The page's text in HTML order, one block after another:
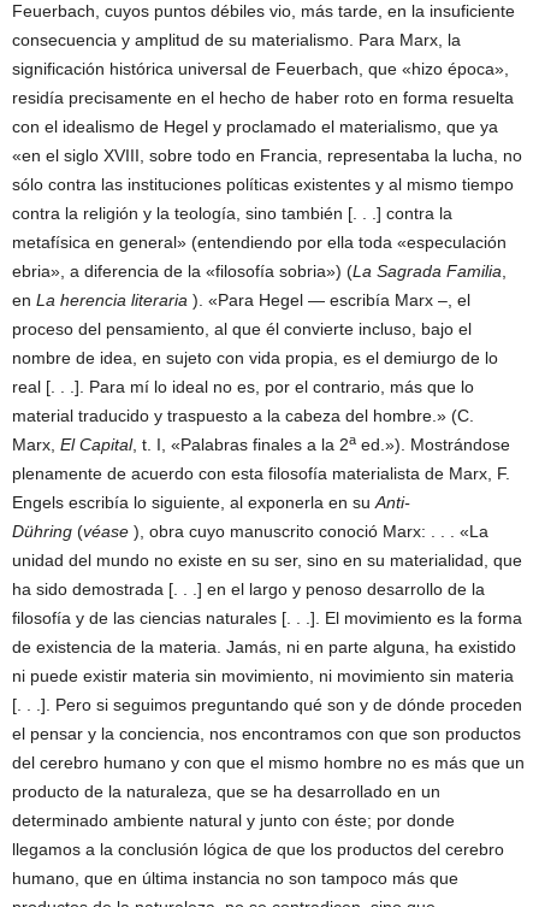
Feuerbach, cuyos puntos débiles vio, más tarde, en la insuficiente
consecuencia y amplitud de su materialismo. Para Marx, la
significación histórica universal de Feuerbach, que «hizo época»,
residía precisamente en el hecho de haber roto en forma resuelta
con el idealismo de Hegel y proclamado el materialismo, que ya
«en el siglo XVIII, sobre todo en Francia, representaba la lucha, no
sólo contra las instituciones políticas existentes y al mismo tiempo
contra la religión y la teología, sino también [. . .] contra la
metafísica en general» (entendiendo por ella toda «especulación
ebria», a diferencia de la «filosofía sobria») (La Sagrada Familia,
en La herencia literaria ). «Para Hegel — escribía Marx –, el
proceso del pensamiento, al que él convierte incluso, bajo el
nombre de idea, en sujeto con vida propia, es el demiurgo de lo
real [. . .]. Para mí lo ideal no es, por el contrario, más que lo
material traducido y traspuesto a la cabeza del hombre.» (C.
Marx, El Capital, t. I, «Palabras finales a la 2a ed.»). Mostrándose
plenamente de acuerdo con esta filosofía materialista de Marx, F.
Engels escribía lo siguiente, al exponerla en suAnti-
Dühring (véase ), obra cuyo manuscrito conoció Marx: . . . «La
unidad del mundo no existe en su ser, sino en su materialidad, que
ha sido demostrada [. . .] en el largo y penoso desarrollo de la
filosofía y de las ciencias naturales [. . .]. El movimiento es la forma
de existencia de la materia. Jamás, ni en parte alguna, ha existido
ni puede existir materia sin movimiento, ni movimiento sin materia
[. . .]. Pero si seguimos preguntando qué son y de dónde proceden
el pensar y la conciencia, nos encontramos con que son productos
del cerebro humano y con que el mismo hombre no es más que un
producto de la naturaleza, que se ha desarrollado en un
determinado ambiente natural y junto con éste; por donde
llegamos a la conclusión lógica de que los productos del cerebro
humano, que en última instancia no son tampoco más que